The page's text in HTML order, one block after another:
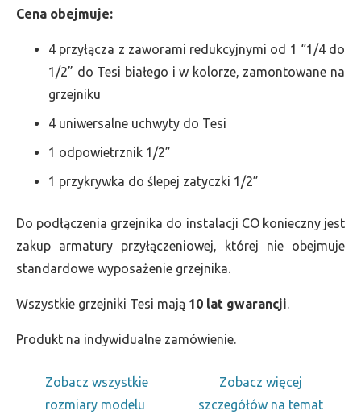
Cena obejmuje:
4 przyłącza z zaworami redukcyjnymi od 1 “1/4 do
1/2” do Tesi białego i w kolorze, zamontowane na
grzejniku
4 uniwersalne uchwyty do Tesi
1 odpowietrznik 1/2”
1 przykrywka do ślepej zatyczki 1/2”
Do podłączenia grzejnika do instalacji CO konieczny jest
zakup armatury przyłączeniowej, której nie obejmuje
standardowe wyposażenie grzejnika.
Wszystkie grzejniki Tesi mają 10 lat gwarancji.
Produkt na indywidualne zamówienie.
Zobacz wszystkie
rozmiary modelu
Zobacz więcej
szczegółów na temat